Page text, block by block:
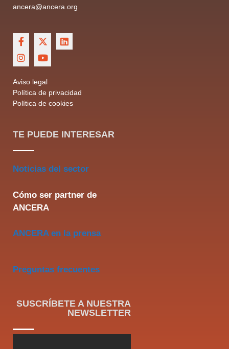
ancera@ancera.org
Aviso legal
Política de privacidad
Política de cookies
TE PUEDE INTERESAR
Noticias del sector
Cómo ser partner de
ANCERA
ANCERA en la prensa
Preguntas frecuentes
SUSCRÍBETE A NUESTRA
NEWSLETTER